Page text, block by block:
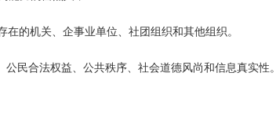
的机关、企事业单位、社团组织和其他组织。
民合法权益、公共秩序、社会道德风尚和信息真实性。